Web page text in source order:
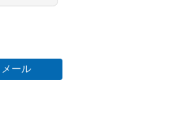
メール